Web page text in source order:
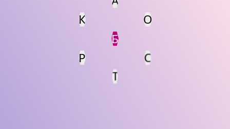
Мин. кол-во очков
Б
К
О
Р
С
Т